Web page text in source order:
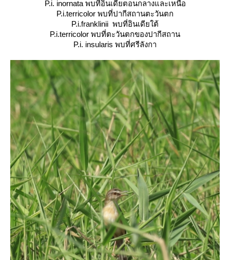
P.i. inornata พบที่อินเดียตอนกลางและเหนือ
P.i.terricolor พบที่ปากีสถานตะวันตก
P.i.franklinii พบที่อินเดียใต้
P.i.terricolor พบที่ตะวันตกของปากีสถาน
P.i. insularis พบที่ศรีลังกา